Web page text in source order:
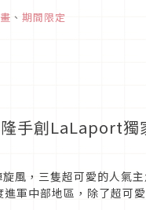
、 期間限定
手創LaLaport獨
風，三隻超可愛的人氣
軍中部地區，除了超可